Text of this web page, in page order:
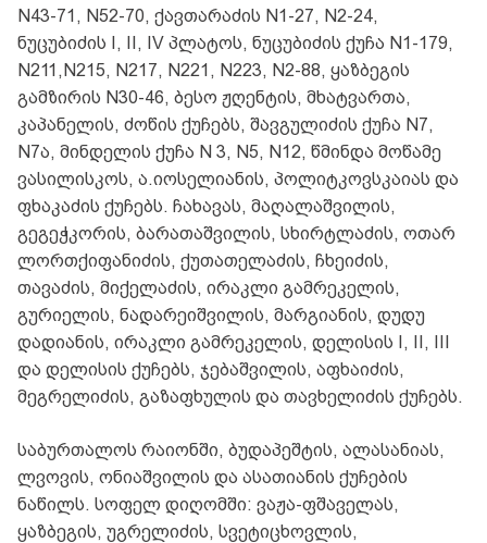
N43-71, N52-70, ქავთარაძის N1-27, N2-24,
ნუცუბიძის I, II, IV პლატოს, ნუცუბიძის ქუჩა N1-179,
N211,N215, N217, N221, N223, N2-88, ყაზბეგის
გამზირის N30-46, ბესო ჟღენტის, მხატვართა,
კაპანელის, ძოწის ქუჩებს, შავგულიძის ქუჩა N7,
N7ა, მინდელის ქუჩა N 3, N5, N12, წმინდა მოწამე
ვასილისკოს, ა.იოსელიანის, პოლიტკოვსკაიას და
ფხაკაძის ქუჩებს. ჩახავას, მაღალაშვილის,
გეგეჭკორის, ბარათაშვილის, სხირტლაძის, ოთარ
ლორთქიფანიძის, ქუთათელაძის, ჩხეიძის,
თავაძის, მიქელაძის, ირაკლი გამრეკელის,
გურიელის, ნადარეიშვილის, მარგიანის, დუდუ
დადიანის, ირაკლი გამრეკელის, დელისის I, II, III
და დელისის ქუჩებს, ჯებაშვილის, აფხაიძის,
მეგრელიძის, გაზაფხულის და თავხელიძის ქუჩებს.
საბურთალოს რაიონში, ბუდაპეშტის, ალასანიას,
ლვოვის, ონიაშვილის და ასათიანის ქუჩების
ნაწილს. სოფელ დიღომში: ვაჟა-ფშაველას,
ყაზბეგის, უგრელიძის, სვეტიცხოვლის,